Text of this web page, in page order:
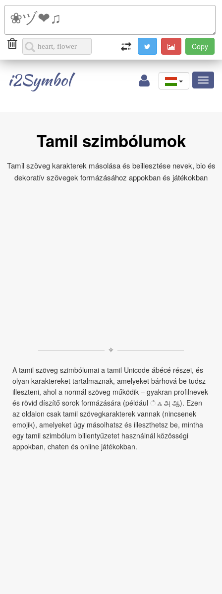
i2Symbol
Tamil szimbólumok
Tamil szöveg karakterek másolása és beillesztése nevek, bio és
dekoratív szövegek formázásához appokban és játékokban
✧
A tamil szöveg szimbólumai a tamil Unicode ábécé részei, és
olyan karaktereket tartalmaznak, amelyeket bárhová be tudsz
illeszteni, ahol a normál szöveg működik – gyakran profilnevek
és rövid díszítő sorok formázására (például ஂ ஃ அ ஆ). Ezen
az oldalon csak tamil szövegkarakterek vannak (nincsenek
emojik), amelyeket úgy másolhatsz és illeszthetsz be, mintha
egy tamil szimbólum billentyűzetet használnál közösségi
appokban, chaten és online játékokban.